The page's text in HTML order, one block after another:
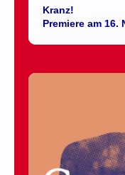
Kranz!
Premiere am 16.